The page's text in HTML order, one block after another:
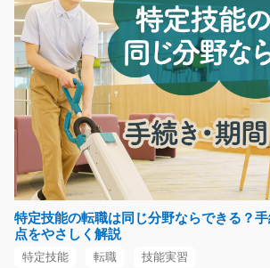
＜ネイルOK・髪型、髪色自由で自分ら
品物流を支える伝票…
長期（3ヶ月以上）
時給1,170円
滋賀県湖南市
気になる
換気扇の組立/g01_01777
特定技能の転職は同じ分野ならできる？
点をやさしく解説
特定技能 転職 技能実習